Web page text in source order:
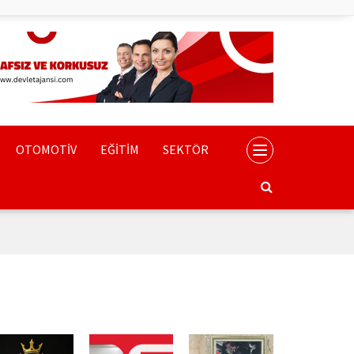
OTOMOTİV EĞİTİM SEKTÖR